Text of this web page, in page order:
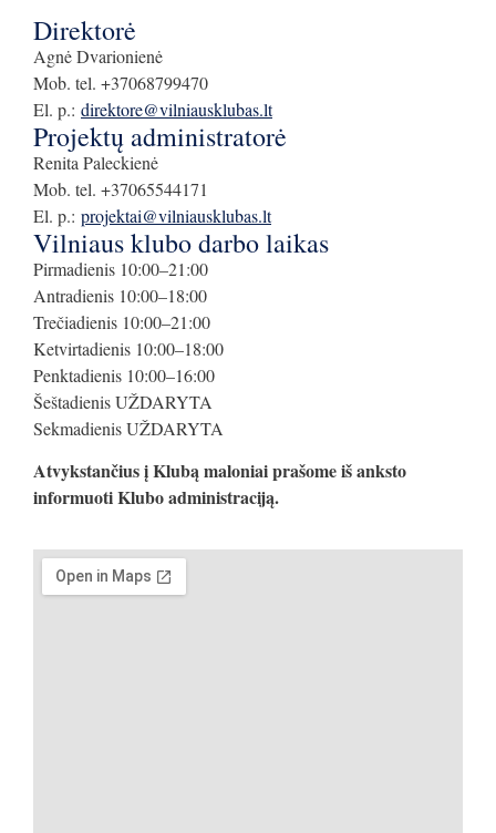
Direktorė
Agnė Dvarionienė
Mob. tel. +37068799470
El. p.: direktore@vilniausklubas.lt
Projektų administratorė
Renita Paleckienė
Mob. tel. +37065544171
El. p.: projektai@vilniausklubas.lt
Vilniaus klubo darbo laikas
Pirmadienis 10:00–21:00
Antradienis 10:00–18:00
Trečiadienis 10:00–21:00
Ketvirtadienis 10:00–18:00
Penktadienis 10:00–16:00
Šeštadienis UŽDARYTA
Sekmadienis UŽDARYTA
Atvykstančius į Klubą maloniai prašome iš anksto
informuoti Klubo administraciją.